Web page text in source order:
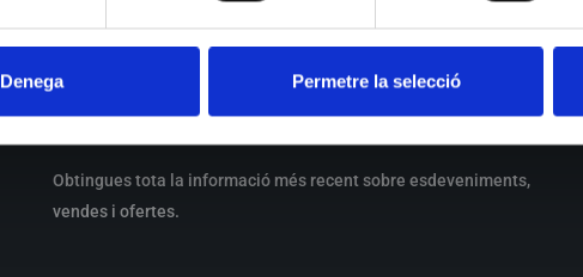
Denega Permetre la selecció
Obtingues tota la informació més recent sobre esdeveniments,
vendes i ofertes.